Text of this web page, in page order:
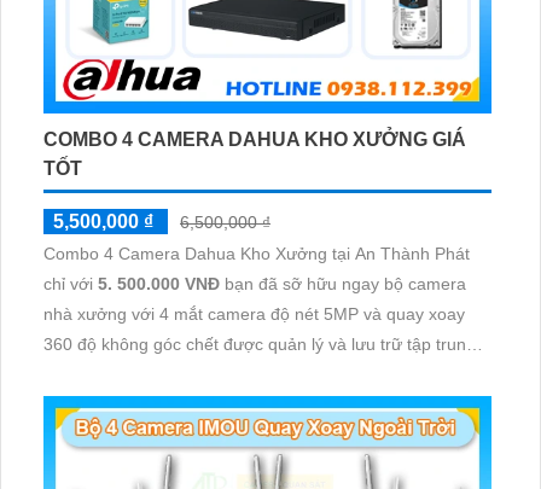
COMBO 4 CAMERA DAHUA KHO XƯỞNG GIÁ
TỐT
5,500,000 ₫
6,500,000 ₫
Combo 4 Camera Dahua Kho Xưởng tại An Thành Phát
chỉ với 5. 500.000 VNĐ bạn đã sỡ hữu ngay bộ camera
nhà xưởng với 4 mắt camera độ nét 5MP và quay xoay
360 độ không góc chết được quản lý và lưu trữ tập trung